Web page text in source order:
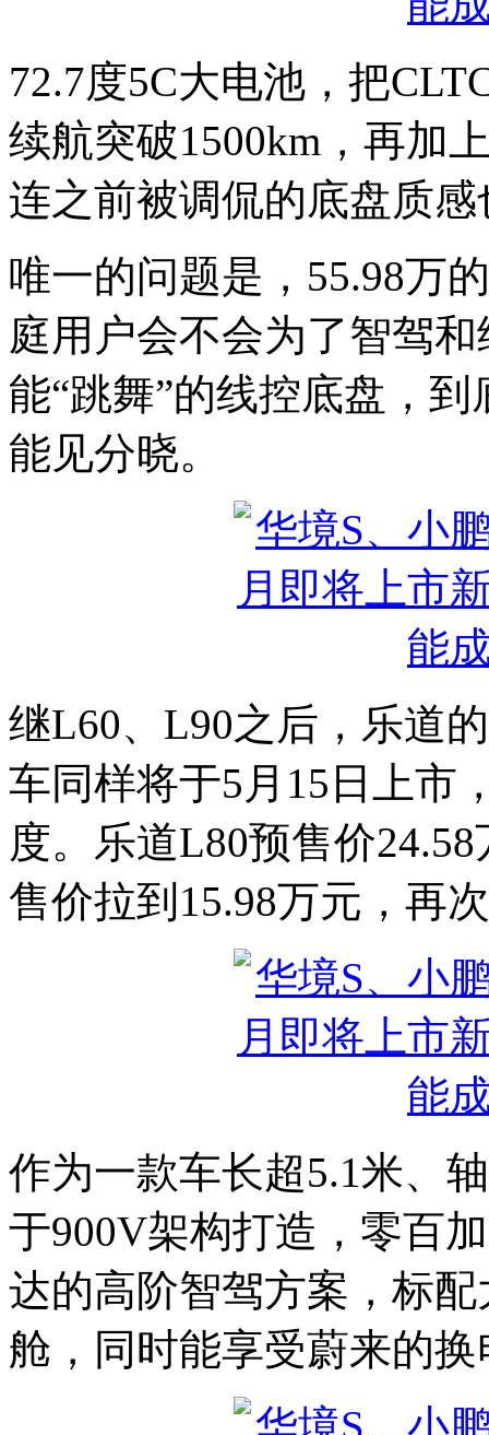
72.7度5C大电池，把
续航突破1500km，再加
连之前被调侃的底盘质
唯一的问题是，55.98万
庭用户会不会为了智驾
能“跳舞”的线控底盘，
能见分晓。
继L60、L90之后，乐道
车同样将于5月15日上市
度。乐道L80预售价
售价拉到15.98万元，再
作为一款车长超5.1米、
于900V架构打造，零百
达的高阶智驾方案，标
舱，同时能享受蔚来的